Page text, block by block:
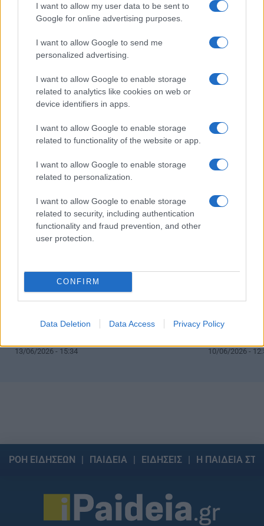
I want to allow my user data to be sent to
Google for online advertising purposes.
I want to allow Google to send me
personalized advertising.
I want to allow Google to enable storage
related to analytics like cookies on web or
device identifiers in apps.
I want to allow Google to enable storage
related to functionality of the website or app.
I want to allow Google to enable storage
related to personalization.
I want to allow Google to enable storage
related to security, including authentication
functionality and fraud prevention, and other
user protection.
CONFIRM
Data Deletion Data Access Privacy Policy
25/06/2026 - 09:38
Ακαθάριστα οικόπεδα: Λήγει η προθεσμία –
Τα πρόστιμα και οι κυρώσεις
22/06/2026 - 13:01
προθεσμία –
Ακαθάριστα οικόπεδα: ΟΛΑ όσα ισχύουν με
13/06/2026 - 15:34
Ακαθάριστα
10/06/2026 -
ΡΟΗ ΕΙΔΗΣΕΩΝ ΠΑΙΔΕΙΑ ΕΙΔΗΣΕΙΣ Η ΠΑΙΔΕΙΑ